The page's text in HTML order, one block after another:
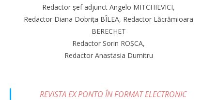
Redactor șef adjunct Angelo MITCHIEVICI,
Redactor Diana Dobrița BÎLEA, Redactor Lăcrămioara
BERECHET
Redactor Sorin ROȘCA,
Redactor Anastasia Dumitru
REVISTA EX PONTO ÎN FORMAT ELECTRONIC